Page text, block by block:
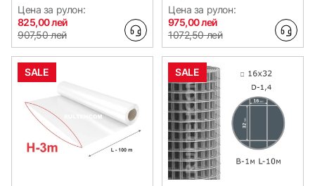
Цена за рулон:
825,00 лей
907,50 лей
Цена за рулон:
975,00 лей
1072,50 лей
SALE SALE